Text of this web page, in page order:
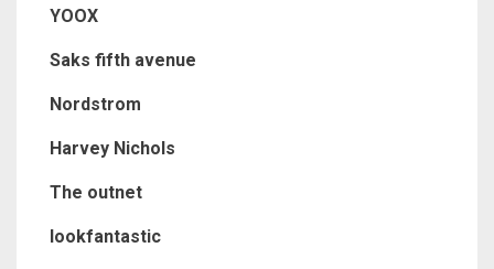
YOOX
Saks fifth avenue
Nordstrom
Harvey Nichols
The outnet
lookfantastic